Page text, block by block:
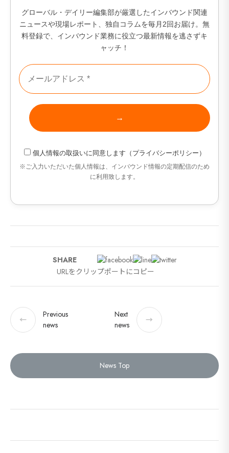
9カ国発！厳
グローバル・デイリー編集部が厳選したインバウンド関連
ニュースや現場レポート、独自コラムを毎月2回お届け。無
料登録で、インバウンド業務に役立つ最新情報を逃さずキ
ャッチ！
個人情報の取扱いに同意します（ プライバシーポリシー ）
※ご入力いただいた個人情報は、インバウンド情報の定期配信のため
に利用致します。
SHARE
URLをクリップポートにコピー
←
Previous
news
News Top
Next
news
→